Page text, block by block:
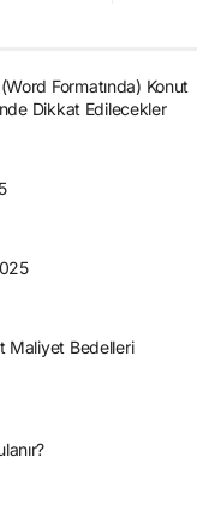
Formatında) Konut
Dikkat Edilecekler
Maliyet Bedelleri